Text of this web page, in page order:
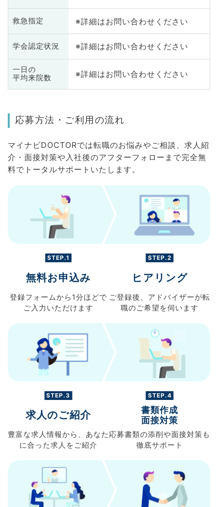
救急指定 ※詳細はお問い合わせください
学会認定状況 ※詳細はお問い合わせください
一日の
平均来院数
※詳細はお問い合わせください
応募方法・ご利用の流れ
マイナビDOCTORでは転職のお悩みやご相談、求人紹
介・面接対策や入社後のアフターフォローまで完全無
料でトータルサポートいたします。
STEP.1
無料お申込み
登録フォームから 1分ほどで
ご入力 いただけます
STEP.2
ヒアリング
ご登録後、 アドバイザーが転
職のご希望を伺います
STEP.3
求人のご紹介
豊富な求人情報から、 あなた
に合った求人を ご紹介
STEP.4
書類作成
面接対策
応募書類の添削や面接対策も
徹底サポート